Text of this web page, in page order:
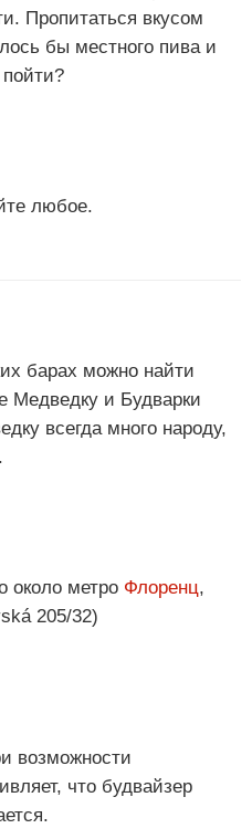
Пропитаться вкусом
бы местного пива и
любое.
барах можно найти
Медведку и Будварки
всегда много народу,
около метро Флоренц,
205/32)
возможности
что будвайзер